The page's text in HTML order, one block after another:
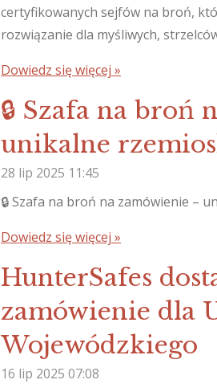
certyfikowanych sejfów na broń,
rozwiązanie dla myśliwych,
Dowiedz się więcej »
🔒 Szafa na broń
unikalne
28 lip 2025 11:45
🔒 Szafa na broń na zamówienie –
Dowiedz się więcej »
HunterSafes
zamówienie dla
Wojewódzkiego
16 lip 2025 07:08